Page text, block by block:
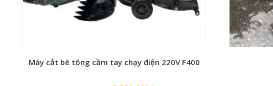
Antinco – MT55
Máy cắt bê tông cầm tay chạy điện 220V F400